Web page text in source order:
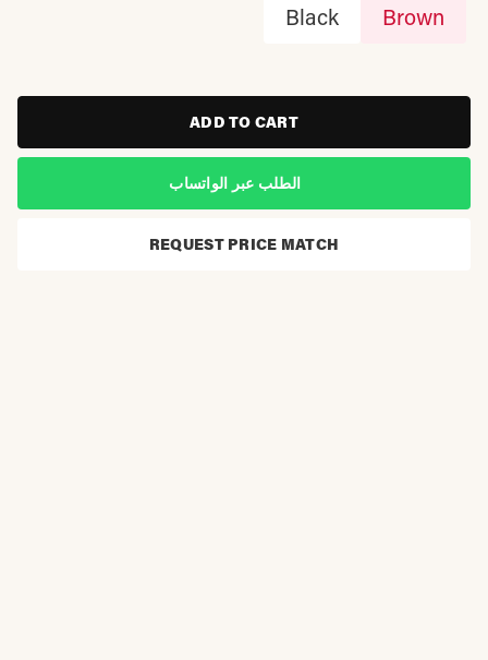
Brown
Black
ADD TO CART
الطلب عبر الواتساب
REQUEST PRICE MATCH